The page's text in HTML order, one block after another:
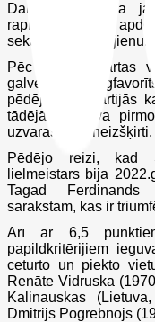
Dalībniekiem bija
rapida kārtas ar
sekundes par gājienu.
Pēc piektās kārtas
galvenais
pēdējās trīs partijās
tādējādi ieguva
uzvaras un 3 neizšķirti.
Pēdējo reizi, kad
lielmeistars bija
Tagad Ferdinands
sarakstam, kas ir
Arī ar 6,5
papildkritērijiem
ceturto un piekto
Renāte Vidruska
Kalinauskas
Dmitrijs Pogrebnojs